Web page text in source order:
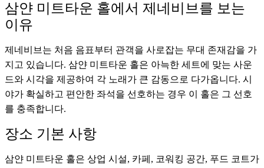
삼얀 미트타운 홀에서 제네비브를 보는
이유
제네비브는 처음 음표부터 관객을 사로잡는 무대 존재감을 가
지고 있습니다. 삼얀 미트타운 홀은 아늑한 세트에 맞는 사운
드와 시각을 제공하여 각 노래가 큰 감동으로 다가옵니다. 시
야가 확실하고 편안한 좌석을 선호하는 경우 이 홀은 그 선호
를 충족합니다.
장소 기본 사항
삼얀 미트타운 홀은 상업 시설, 카페, 코워킹 공간, 푸드 코트가